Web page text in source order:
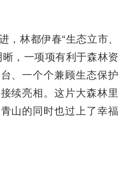
林都伊春“生态立市、
，一项项有利于森林资
、一个个兼顾生态保护
续亮相。这片大森林里
山的同时也过上了幸福